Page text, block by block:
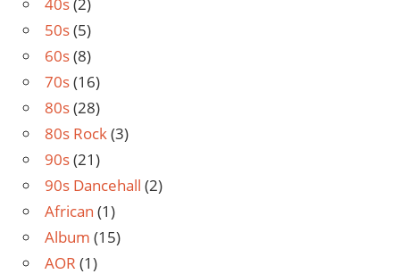
50s(5)
60s(8)
70s(16)
80s(28)
80s Rock(3)
90s(21)
90s Dancehall (2)
African (1)
Album (15)
AOR (1)